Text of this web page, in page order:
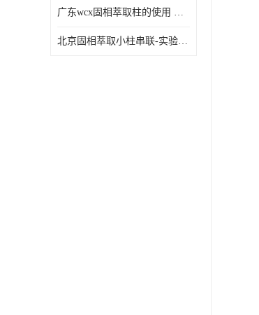
广东wcx固相萃取柱的使用 wcx固相萃取柱通用流程
北京固相萃取小柱串联-实验室耗材